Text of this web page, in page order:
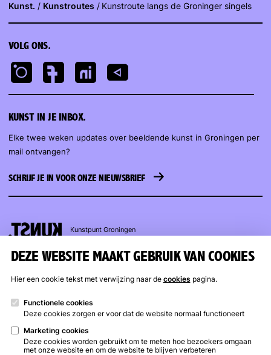
DEZE WEBSITE MAAKT GEBRUIK VAN COOKIES
Hier een cookie tekst met verwijzing naar de cookies pagina.
Functionele cookies
Deze cookies zorgen er voor dat de website normaal functioneert
Marketing cookies
Deze cookies worden gebruikt om te meten hoe bezoekers omgaan
met onze website en om de website te blijven verbeteren
Kunst. Kunstroutes Kunstroute langs de Groninger singels
VOLG ONS.
KUNST IN JE INBOX.
Elke twee weken updates over beeldende kunst in Groningen per
mail ontvangen?
SCHRIJF JE IN VOOR ONZE NIEUWSBRIEF
Kunstpunt Groningen
Trompsingel 27a, Groningen
(050) 317 17 07
info@kunstpuntgroningen.nl
KunstuitleenTrompsingel
12 – 17 uur
augustus